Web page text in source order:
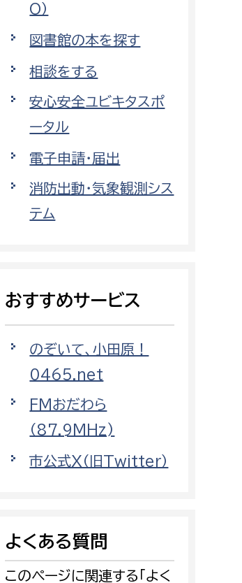
のことを知りたい
くりに関わりたい
環境保護課
環境事業センター
都市部
都市政策課
都市計画課
地域交通課
消防総務課
予防課
警防計画課
救急課
情報司令課
監査事務局
O）
図書館の本を探す
相談をする
安心安全ユビキタスポ
ータル
電子申請・届出
消防出動・気象観測シス
テム
おすすめサービス
のぞいて、小田原！
0465.net
FMおだわら
（87.9MHz)
市公式X（旧Twitter）
よくある質問
このページに関連する「よく